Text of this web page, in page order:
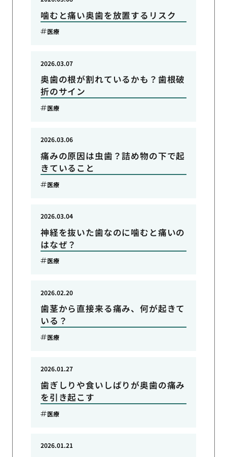
噛むと痛い奥歯を放置するリスク
医療
奥歯の根が割れているかも？歯根破
折のサイン
2026.03.07
医療
痛みの原因は虫歯？詰め物の下で起
きていること
2026.03.06
医療
神経を抜いた歯なのに噛むと痛いの
はなぜ？
2026.03.04
医療
歯茎から直接来る痛み、何が起きて
いる？
2026.02.20
医療
歯ぎしりや食いしばりが奥歯の痛み
を引き起こす
2026.01.27
医療
2026.01.21